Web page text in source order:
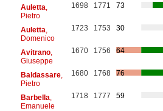
Auletta
Pietro
1698 1771 73
Auletta
Domenico
1723 1753 30
Avitrano,
Giuseppe
1670 1756 64
Baldassare,
Pietro
1680 1768 76
Barbella
Emanuele
1718 1777 59